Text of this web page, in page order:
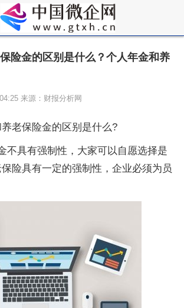
险金的区别是什么？个人年金和养
来源：财报分析网
老保险金的区别是什么?
不具有强制性，大家可以自愿选择是
险具有一定的强制性，企业必须为员